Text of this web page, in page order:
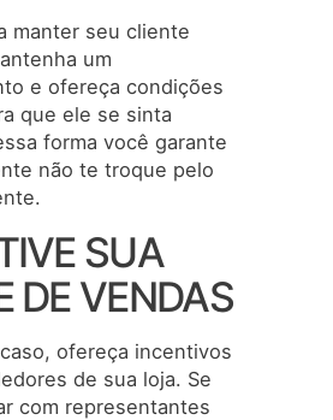
manter seu cliente
um
e ofereça condições
que ele se sinta
forma você garante
não te troque pelo
SUA
DE VENDAS
ofereça incentivos
de sua loja. Se
com representantes